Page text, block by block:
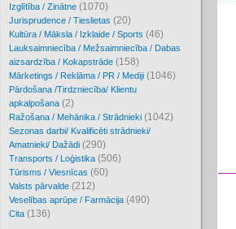
Izglītība / Zinātne (1070)
Jurisprudence / Tieslietas (20)
Kultūra / Māksla / Izklaide / Sports (46)
Lauksaimniecība / Mežsaimniecība / Dabas
aizsardzība / Kokapstrāde (158)
Mārketings / Reklāma / PR / Mediji (1046)
Pārdošana /Tirdzniecība/ Klientu
apkalpošana (2)
Ražošana / Mehānika / Strādnieki (1042)
Sezonas darbi/ Kvalificēti strādnieki/
Amatnieki/ Dažādi (290)
Transports / Loģistika (506)
Tūrisms / Viesnīcas (60)
Valsts pārvalde (212)
Veselības aprūpe / Farmācija (490)
Cita (136)